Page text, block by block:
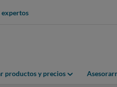
expertos
productos y precios